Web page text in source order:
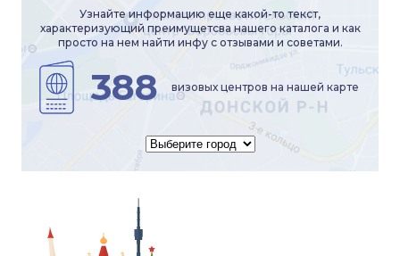
Узнайте информацию еще какой-то текст,
характеризующий преимущетсва нашего каталога и как
просто на нем найти инфу с отзывами и советами.
388 визовых центров на нашей карте